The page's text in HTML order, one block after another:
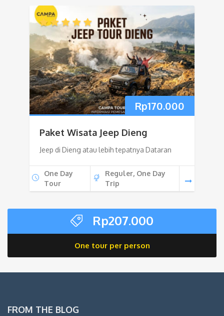
Rp170.000
Paket Wisata Jeep Dieng
Jeep di Dieng atau lebih tepatnya Dataran
One Day
Tour
Reguler, One Day
Trip
Rp207.000
One tour per person
FROM THE BLOG